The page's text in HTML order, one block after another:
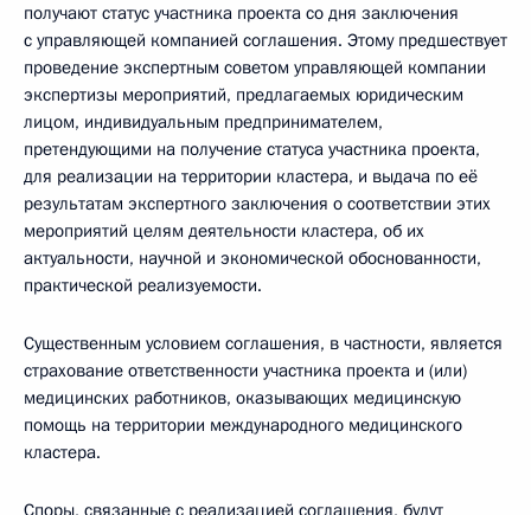
получают статус участника проекта со дня заключения
с управляющей компанией соглашения. Этому предшествует
проведение экспертным советом управляющей компании
экспертизы мероприятий, предлагаемых юридическим
лицом, индивидуальным предпринимателем,
претендующими на получение статуса участника проекта,
для реализации на территории кластера, и выдача по её
результатам экспертного заключения о соответствии этих
мероприятий целям деятельности кластера, об их
актуальности, научной и экономической обоснованности,
практической реализуемости.
Существенным условием соглашения, в частности, является
страхование ответственности участника проекта и (или)
медицинских работников, оказывающих медицинскую
помощь на территории международного медицинского
кластера.
Споры, связанные с реализацией соглашения, будут